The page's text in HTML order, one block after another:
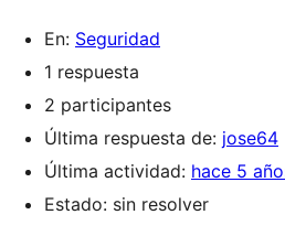
En: Seguridad
1 respuesta
2 participantes
Última respuesta de: jose64
Última actividad: hace 5
Estado: sin resolver